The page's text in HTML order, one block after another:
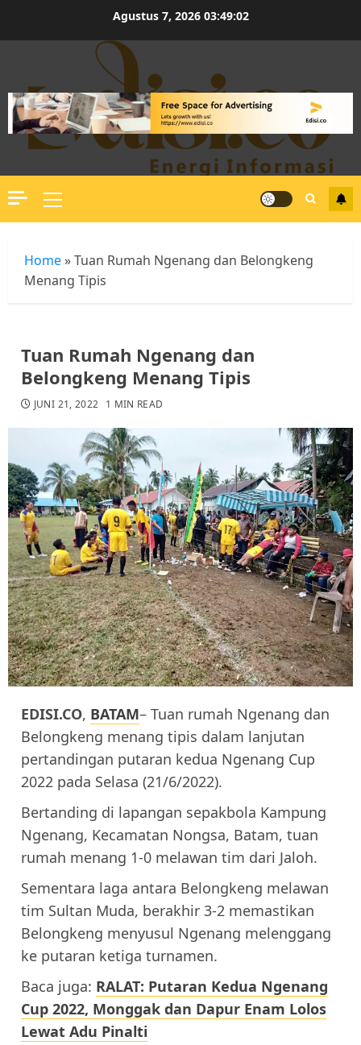
Agustus 7, 2026 03:49:02
Primary
Menu
Home »Tuan Rumah Ngenang dan Belongkeng
Menang Tipis
Tuan Rumah Ngenang dan
Belongkeng Menang Tipis
JUNI 21, 2022 1 MIN READ
EDISI.CO, BATAM– Tuan rumah Ngenang dan
Belongkeng menang tipis dalam lanjutan
pertandingan putaran kedua Ngenang Cup
2022 pada Selasa (21/6/2022).
Bertanding di lapangan sepakbola Kampung
Ngenang, Kecamatan Nongsa, Batam, tuan
rumah menang 1-0 melawan tim dari Jaloh.
Sementara laga antara Belongkeng melawan
tim Sultan Muda, berakhir 3-2 memastikan
Belongkeng menyusul Ngenang melenggang
ke putaran ketiga turnamen.
Baca juga: RALAT: Putaran Kedua Ngenang
Cup 2022, Monggak dan Dapur Enam Lolos
Lewat Adu Pinalti